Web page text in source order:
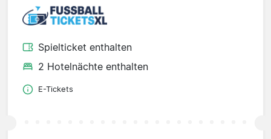
Spielticket enthalten
2 Hotelnächte enthalten
E-Tickets